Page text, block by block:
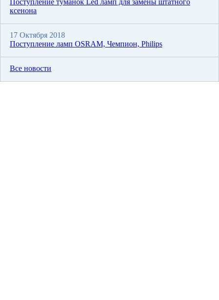
ксенона
17 Октября 2018
Поступление ламп OSRAM, Чемпион, Philips
Все новости